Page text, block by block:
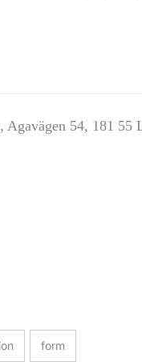
Agavägen 54, 181 55
form